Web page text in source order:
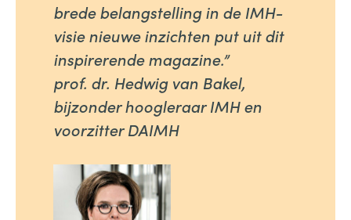
brede belangstelling in de IMH-
visie nieuwe inzichten put uit dit
inspirerende magazine.”
prof. dr. Hedwig van Bakel,
bijzonder hoogleraar IMH en
voorzitter DAIMH